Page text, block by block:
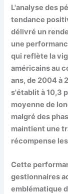
L'analyse des
tendance
délivré un
une
qui reflète la
américains au
ans, de 2004 à
s'établit à 10,3
moyenne de
malgré des
maintient une
récompense
Cette
gestionnaires
emblématique